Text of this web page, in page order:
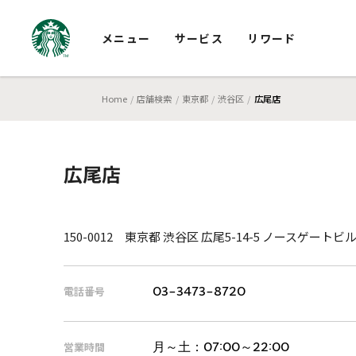
メニュー サービス リワード
Home 店舗検索 東京都 渋谷区 広尾店
広尾店
150-0012 東京都 渋谷区 広尾5-14-5 ノースゲートビル
電話番号 03-3473-8720
営業時間 月～土： 07:00～22:00